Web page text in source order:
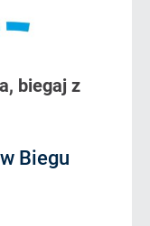
biegaj z
Biegu